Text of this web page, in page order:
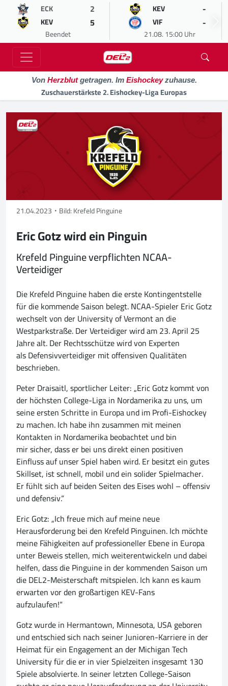
ECK 2
KEV 5
Beendet
KEV -
VIF -
21.08. 15:00 Uhr
Von Herzblutgetragen. Im Eishockeyzuhause.
Zuschauerstärkste 2. Eishockey-Liga Europas
21.04.2023 Bild: Krefeld Pinguine
Eric Gotz wird ein Pinguin
Krefeld Pinguine verpflichten NCAA-
Verteidiger
Die Krefeld Pinguine haben die erste Kontingentstelle
für die kommende Saison belegt. NCAA-Spieler Eric Gotz
wechselt von der University of Vermont an die
Westparkstraße. Der Verteidiger wird am 23. April 25
Jahre alt. Der Rechtsschütze wird von Experten
als Defensivverteidiger mit offensiven Qualitäten
beschrieben.
Peter Draisaitl, sportlicher Leiter: „Eric Gotz kommt von
der höchsten College-Liga in Nordamerika zu uns, um
seine ersten Schritte in Europa und im Profi-Eishockey
zu machen. Ich habe ihn zusammen mit meinen
Kontakten in Nordamerika beobachtet und bin
mir sicher, dass er bei uns direkt einen positiven
Einfluss auf unser Spiel haben wird. Er besitzt ein gutes
Skillset, ist schnell, mobil und ein solider Spielmacher.
Er fühlt sich auf beiden Seiten des Eises wohl – offensiv
und defensiv.“
Eric Gotz: „Ich freue mich auf meine neue
Herausforderung bei den Krefeld Pinguinen. Ich möchte
meine Fähigkeiten auf professioneller Ebene in Europa
unter Beweis stellen, mich weiterentwickeln und dabei
helfen, dass die Pinguine in der kommenden Saison um
die DEL2-Meisterschaft mitspielen. Ich kann es kaum
erwarten vor den großartigen KEV-Fans
aufzulaufen!“
Gotz wurde in Hermantown, Minnesota, USA geboren
und entschied sich nach seiner Junioren-Karriere in der
Heimat für ein Engagement an der Michigan Tech
University für die er in vier Spielzeiten insgesamt 130
Spiele absolvierte. In seiner letzten College-Saison